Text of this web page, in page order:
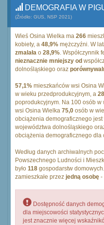
DEMOGRAFIA W
(Źródło: GUS, NSP 2021)
Wieś Osina Wielka ma 266
kobiety, a 48,9% mężczyźni. W
zmalała o 28,9%. Współczynnik
nieznacznie mniejszy od
dolnośląskiego oraz
57,1% mieszkańców wsi Osina
w wieku przedprodukcyjnym, a
poprodukcyjnym. Na 100 osób
wsi Osina Wielka 75,0 osób w
obciążenia demograficznego jest
województwa dolnośląskiego
obciążenia demograficznego dla
Według danych archiwalnych
Powszechnego Ludności i
było 118 gospodarstw
zamieszkałe przez jedną osobę -
Dostępność danych
dla miejscowości
jest znacznie więcej